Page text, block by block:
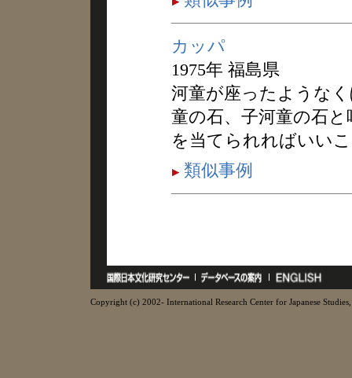
カッパ
1975年 福島県
河童が座ったような
童の石、子河童の石
を当てられればいい
類似事例
Copyright (c) 2002- International Research Center for Japanese